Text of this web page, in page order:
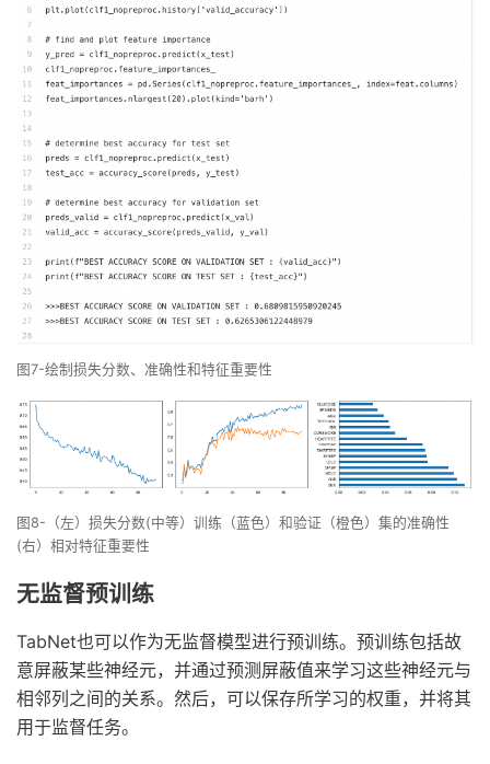
图7-绘制损失分数、准确性和特征重要性
图8-（左）损失分数(中等）训练（蓝色）和验证（橙色）集的准确性
(右）相对特征重要性
无监督预训练
TabNet也可以作为无监督模型进行预训练。预训练包括故
意屏蔽某些神经元，并通过预测屏蔽值来学习这些神经元与
相邻列之间的关系。然后，可以保存所学习的权重，并将其
用于监督任务。